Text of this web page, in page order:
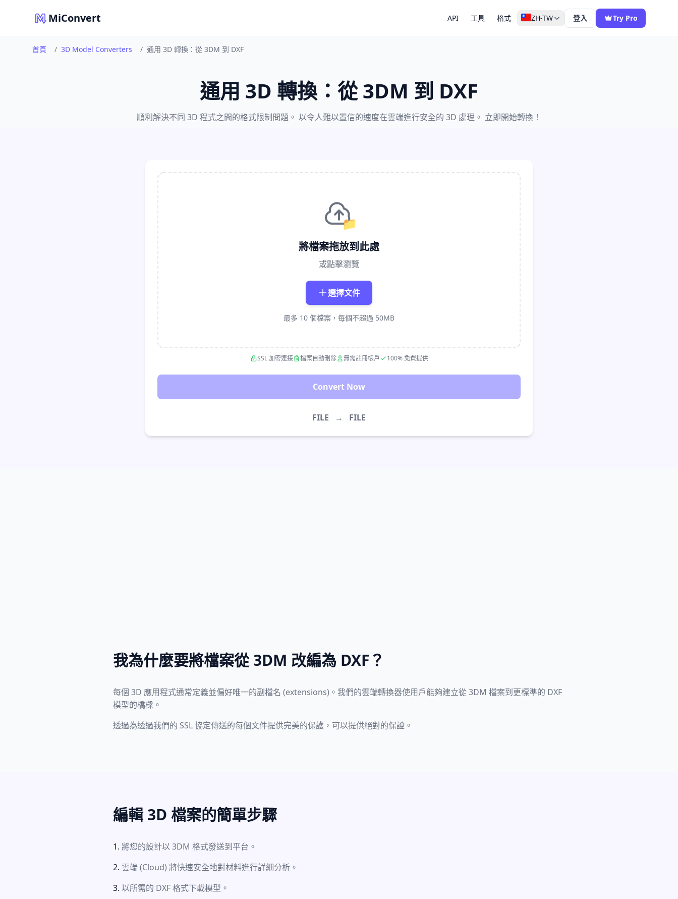
MiConvert API 工具 格式 ZH-TW 登入 Try Pro
首頁 / 3D Model Converters / 通用 3D 轉換：從 3DM 到 DXF
通用 3D 轉換：從 3DM 到 DXF
順利解決不同 3D 程式之間的格式限制問題。 以令人難以置信的速度在雲端進行安全的 3D 處理。 立即開始轉換！
📁
將檔案拖放到此處
或點擊瀏覽
選擇文件
最多 10 個檔案，每個不超過 50MB
SSL 加密連接 檔案自動刪除 無需註冊帳戶 100% 免費提供
Convert Now
FILE → FILE
我為什麼要將檔案從 3DM 改編為 DXF？
每個 3D 應用程式通常定義並偏好唯一的副檔名 (extensions)。我們的雲端轉換器使用戶能夠建立從 3DM 檔案到更標準的 DXF
模型的橋樑。
透過為透過我們的 SSL 協定傳送的每個文件提供完美的保護，可以提供絕對的保證。
編輯 3D 檔案的簡單步驟
將您的設計以 3DM 格式發送到平台。
雲端 (Cloud) 將快速安全地對材料進行詳細分析。
以所需的 DXF 格式下載模型。